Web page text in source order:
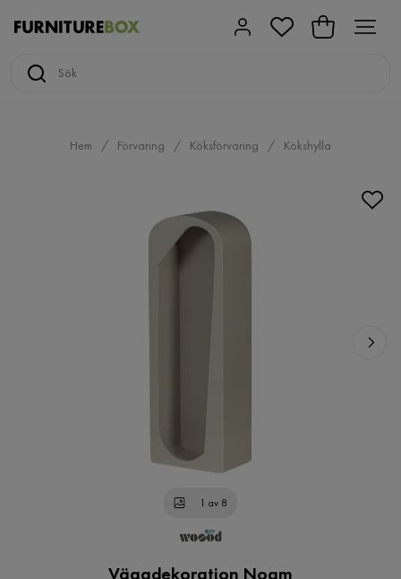
Hem Förvaring Köksförvaring Kökshylla
1 av 8
Väggdekoration Noam